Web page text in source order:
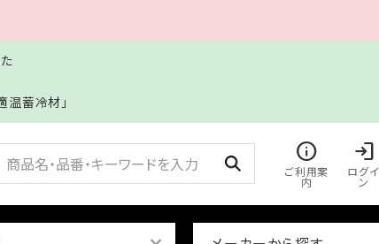
温蓄冷材」
info
ご利用案
内
login
ログイ
ン